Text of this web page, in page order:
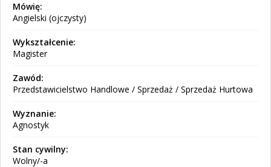
Mówię:
Angielski (ojczysty)
Wykształcenie:
Magister
Zawód:
Przedstawicielstwo Handlowe / Sprzedaż / Sprzedaż Hurtowa
Wyznanie:
Agnostyk
Stan cywilny:
Wolny/-a